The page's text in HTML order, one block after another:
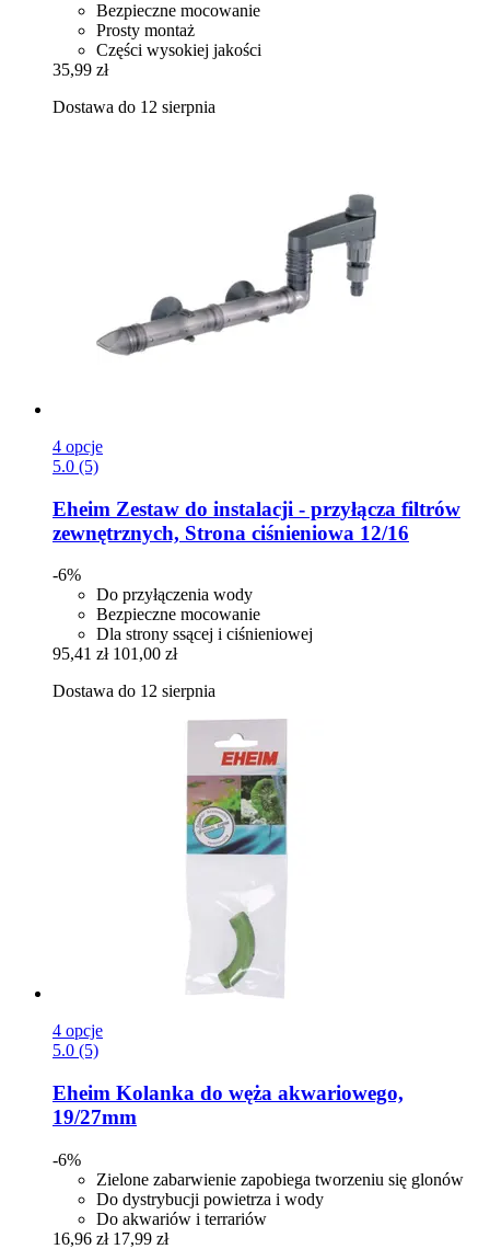
Bezpieczne mocowanie
Prosty montaż
Części wysokiej jakości
35,99 zł
Dostawa do 12 sierpnia
4 opcje
5.0 (5)
Eheim Zestaw do instalacji -​ przyłącza filtrów
zewnętrznych, Strona ciśnieniowa 12/16
-6%
Do przyłączenia wody
Bezpieczne mocowanie
Dla strony ssącej i ciśnieniowej
95,41 zł 101,00 zł
Dostawa do 12 sierpnia
4 opcje
5.0 (5)
Eheim Kolanka do węża akwariowego,
19/27mm
-6%
Zielone zabarwienie zapobiega tworzeniu się glonów
Do dystrybucji powietrza i wody
Do akwariów i terrariów
16,96 zł 17,99 zł